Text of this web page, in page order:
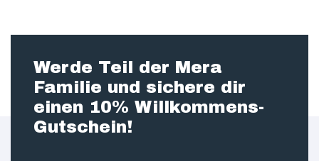
Werde Teil der Mera
Familie und sichere dir
einen 10% Willkommens-
Gutschein!